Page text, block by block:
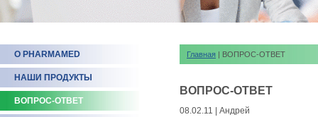
О PHARMAMED
НАШИ ПРОДУКТЫ
ВОПРОС-ОТВЕТ
Главная | ВОПРОС-ОТВЕТ
ВОПРОС-ОТВЕТ
08.02.11 | Андрей